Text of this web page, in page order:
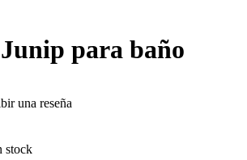
para baño
una reseña
stock